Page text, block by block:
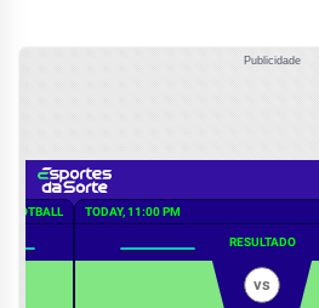
Publicidade